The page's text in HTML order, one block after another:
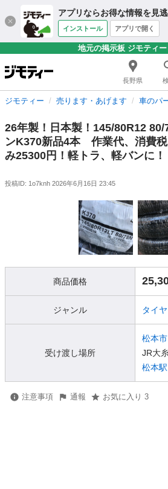
アプリならお得な情報を見逃
インストール アプリで開く
地元の掲示板 ジモティ
長野県
ジモティー 売ります・あげます 車のパ
26年製！日本製！145/80R12 80/
ンK370新品4本 作業代、消費
み25300円！軽トラ、軽バンに！
投稿ID: 1o7knh 2026年6月16日 23:45
商品価格
ジャンル タイ
受け渡し場所
松本市
JR大
松本駅
注意事項 通報 お気に入り 3